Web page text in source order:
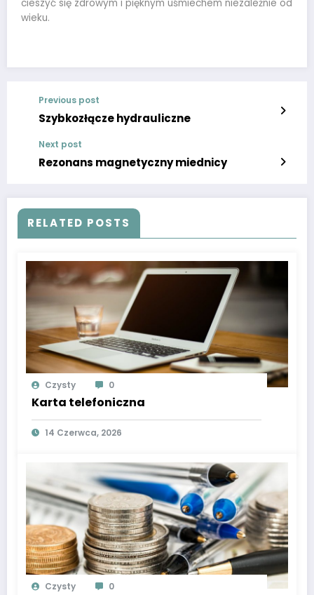
cieszyć się zdrowym i pięknym uśmiechem niezależnie od
wieku.
Previous post
Szybkozłącze hydrauliczne
Next post
Rezonans magnetyczny miednicy
RELATED POSTS
Czysty 0
Karta telefoniczna
14 Czerwca, 2026
Czysty 0